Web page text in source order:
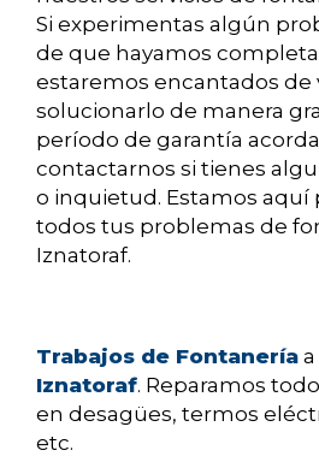
Si experimentas algún
de que hayamos
estaremos encantados de
solucionarlo de manera
período de garantía
contactarnos si tienes
o inquietud. Estamos aquí
todos tus problemas de
Iznatoraf.
Trabajos de Fontanería
Iznatoraf. Reparamos
en desagües, termos
etc.